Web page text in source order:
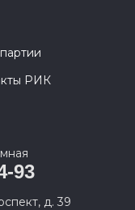
РИК
93
д. 39